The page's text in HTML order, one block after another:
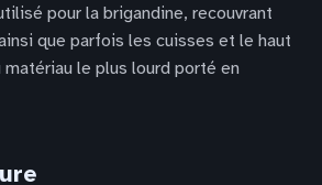
pour la brigandine, recouvrant
que parfois les cuisses et le haut
matériau le plus lourd porté en